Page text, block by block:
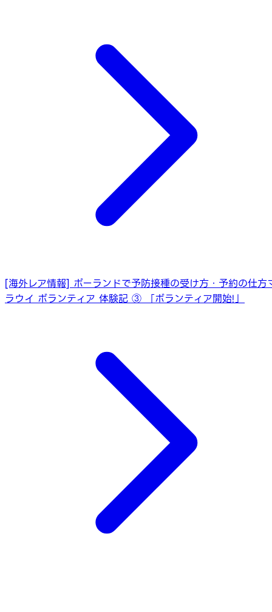
[海外レア情報] ポーランドで予防接種の受け方・予約の仕方
ラウイ ボランティア 体験記 ③ 「ボランティア開始!」